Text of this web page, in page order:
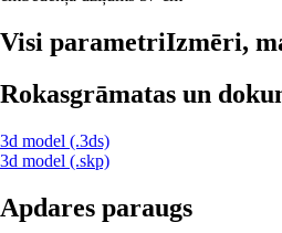
Visi parametriIzmēri,
Rokasgrāmatas un
3d model (.3ds)
3d model (.skp)
Apdares paraugs